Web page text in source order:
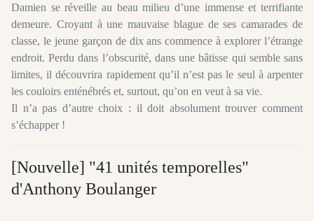
Damien se réveille au beau milieu d’une immense et terrifiante
demeure. Croyant à une mauvaise blague de ses camarades de
classe, le jeune garçon de dix ans commence à explorer l’étrange
endroit. Perdu dans l’obscurité, dans une bâtisse qui semble sans
limites, il découvrira rapidement qu’il n’est pas le seul à arpenter
les couloirs enténébrés et, surtout, qu’on en veut à sa vie.
Il n’a pas d’autre choix : il doit absolument trouver comment
s’échapper !
[Nouvelle] "41 unités temporelles"
d'Anthony Boulanger